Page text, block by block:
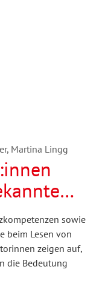
Martina Lingg
oder
sowie
beim Lesen von
zeigen auf,
die Bedeutung